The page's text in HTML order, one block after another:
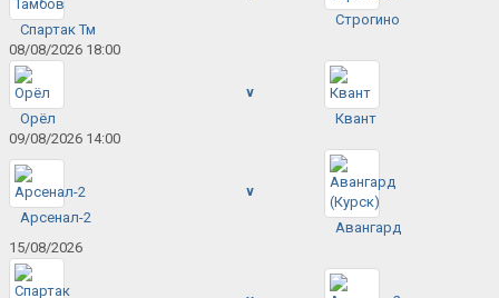
Спартак Тм
Строгино
08/08/2026 18:00
Орёл
v
Квант
09/08/2026 14:00
Арсенал-2
v
Авангард
15/08/2026